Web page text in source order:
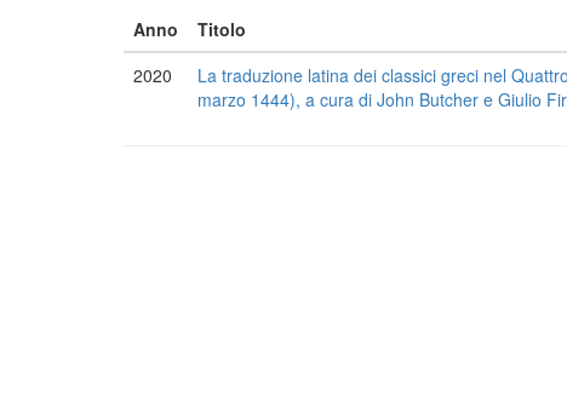
Anno Titolo
2020
La traduzione latina dei classici greci nel
marzo 1444), a cura di John Butcher e Giulio